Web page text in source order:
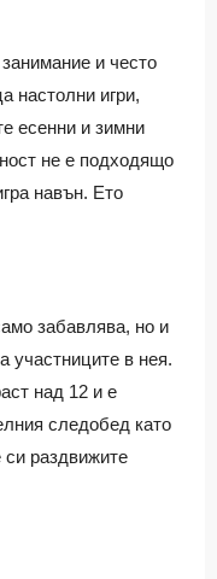
и често
настолни игри,
есенни и зимни
не е подходящо
навън. Ето
забавлява, но и
участниците в нея.
над 12 и е
следобед като
раздвижите